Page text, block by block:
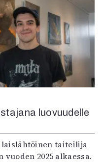
luovuudelle
taiteilija
2025 alkaessa.